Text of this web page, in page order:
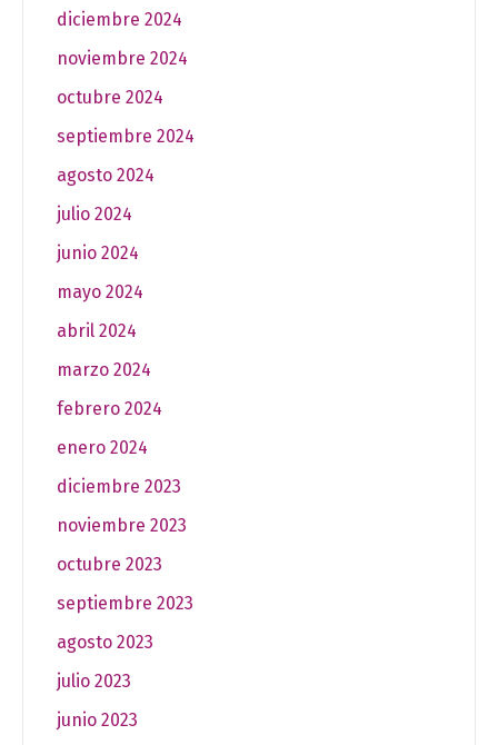
diciembre 2024
noviembre 2024
octubre 2024
septiembre 2024
agosto 2024
julio 2024
junio 2024
mayo 2024
abril 2024
marzo 2024
febrero 2024
enero 2024
diciembre 2023
noviembre 2023
octubre 2023
septiembre 2023
agosto 2023
julio 2023
junio 2023